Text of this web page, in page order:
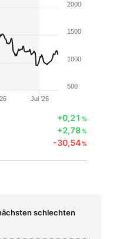
Jul '26
500
1000
1500
2000
+0,21 %
+2,78%
-30,54%
schlechten